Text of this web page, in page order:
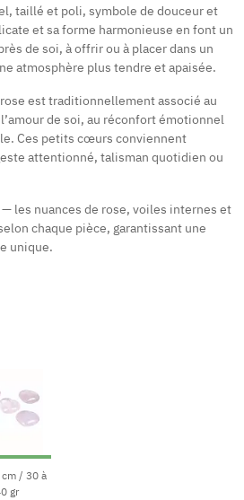
taillé et poli, symbole de douceur et
et sa forme harmonieuse en font un
de soi, à offrir ou à placer dans un
atmosphère plus tendre et apaisée.
est traditionnellement associé au
de soi, au réconfort émotionnel
Ces petits cœurs conviennent
attentionné, talisman quotidien ou
les nuances de rose, voiles internes et
chaque pièce, garantissant une
unique.
/ 30 à
gr